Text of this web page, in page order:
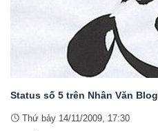
Status số 5 trên Nhân Văn Blog
Thứ bảy 14/11/2009, 17:30